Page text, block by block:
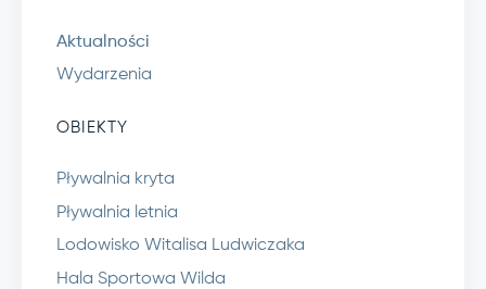
Aktualności
Wydarzenia
OBIEKTY
Pływalnia kryta
Pływalnia letnia
Lodowisko Witalisa Ludwiczaka
Hala Sportowa Wilda